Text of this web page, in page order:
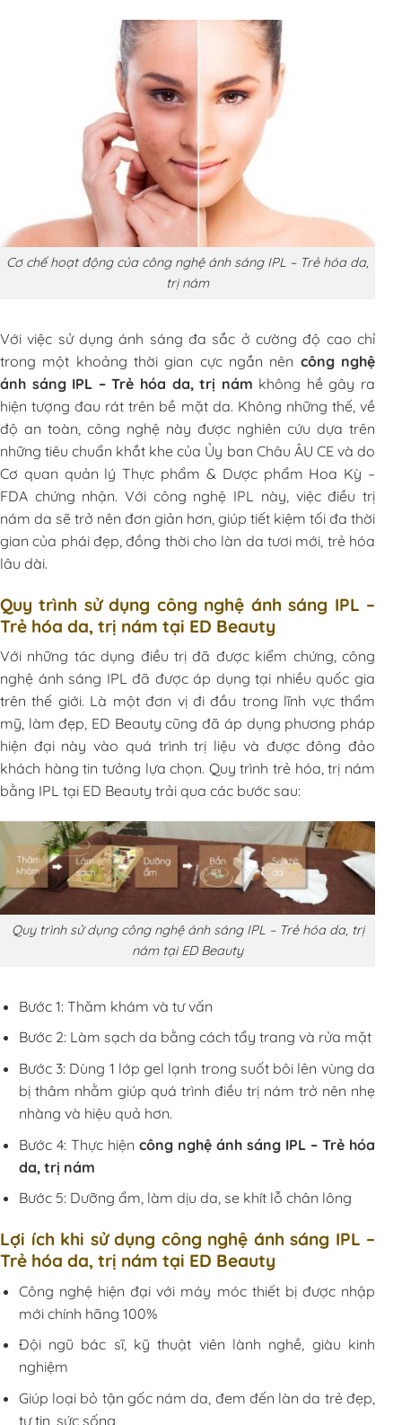
Cơ chế hoạt động của công nghệ ánh sáng IPL – Trẻ hóa da,
trị nám
Với việc sử dụng ánh sáng đa sắc ở cường độ cao chỉ
trong một khoảng thời gian cực ngắn nên công nghệ
ánh sáng IPL – Trẻ hóa da, trị nám không hề gây ra
hiện tượng đau rát trên bề mặt da. Không những thế, về
độ an toàn, công nghệ này được nghiên cứu dựa trên
những tiêu chuẩn khắt khe của Ủy ban Châu ÂU CE và do
Cơ quan quản lý Thực phẩm & Dược phẩm Hoa Kỳ –
FDA chứng nhận. Với công nghệ IPL này, việc điều trị
nám da sẽ trở nên đơn giản hơn, giúp tiết kiệm tối đa thời
gian của phái đẹp, đồng thời cho làn da tươi mới, trẻ hóa
lâu dài.
Quy trình sử dụng công nghệ ánh sáng IPL –
Trẻ hóa da, trị nám tại ED Beauty
Với những tác dụng điều trị đã được kiểm chứng, công
nghệ ánh sáng IPL đã được áp dụng tại nhiều quốc gia
trên thế giới. Là một đơn vị đi đầu trong lĩnh vực thẩm
mỹ, làm đẹp, ED Beauty cũng đã áp dụng phương pháp
hiện đại này vào quá trình trị liệu và được đông đảo
khách hàng tin tưởng lựa chọn. Quy trình trẻ hóa, trị nám
bằng IPL tại ED Beauty trải qua các bước sau:
Quy trình sử dụng công nghệ ánh sáng IPL – Trẻ hóa da, trị
nám tại ED Beauty
Bước 1: Thăm khám và tư vấn
Bước 2: Làm sạch da bằng cách tẩy trang và rửa mặt
Bước 3: Dùng 1 lớp gel lạnh trong suốt bôi lên vùng da
bị thâm nhằm giúp quá trình điều trị nám trở nên nhẹ
nhàng và hiệu quả hơn.
Bước 4: Thực hiện công nghệ ánh sáng IPL – Trẻ hóa
da, trị nám
Bước 5: Dưỡng ẩm, làm dịu da, se khít lỗ chân lông
Lợi ích khi sử dụng công nghệ ánh sáng IPL –
Trẻ hóa da, trị nám tại ED Beauty
Công nghệ hiện đại với máy móc thiết bị được nhập
mới chính hãng 100%
Đội ngũ bác sĩ, kỹ thuật viên lành nghề, giàu kinh
nghiệm
Giúp loại bỏ tận gốc nám da, đem đến làn da trẻ đẹp,
tự tin, sức sống